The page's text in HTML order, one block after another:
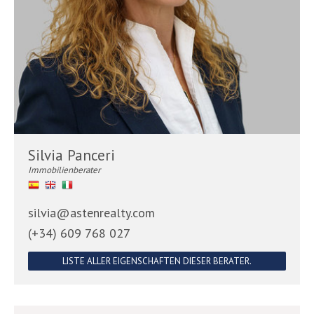
Silvia Panceri
Immobilienberater
silvia@astenrealty.com
(+34) 609 768 027
LISTE ALLER EIGENSCHAFTEN DIESER BERATER.